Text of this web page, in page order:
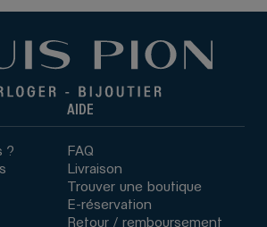
?
AIDE
FAQ
Livraison
Trouver une boutique
E-réservation
Retour / remboursement